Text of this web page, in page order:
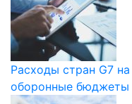
Расходы стран G7
оборонные бюджеты